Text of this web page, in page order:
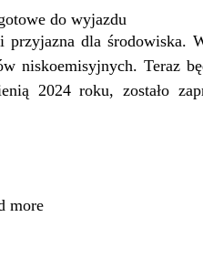
do wyjazdu
dla środowiska.
niskoemisyjnych. Teraz
2024 roku, zostało
more